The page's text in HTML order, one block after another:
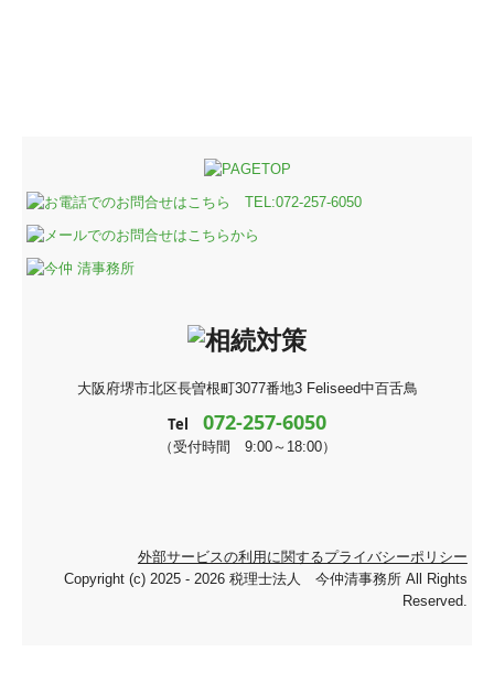
大阪府堺市北区長曽根町3077番地3 Feliseed中百舌鳥
Tel 072-257-6050
（受付時間 9:00～18:00）
外部サービスの利用に関するプライバシーポリシー
Copyright (c) 2025 - 2026 税理士法人 今仲清事務所 All Rights
Reserved.